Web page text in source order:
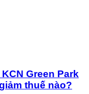
Green Park
thuế nào?